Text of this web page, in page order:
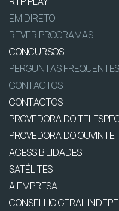
EM DIRETO
REVER PROGRAMAS
CONCURSOS
PERGUNTAS FREQUENTES
CONTACTOS
CONTACTOS
PROVEDORA DO
PROVEDORA DO OUVINTE
ACESSIBILIDADES
SATÉLITES
A EMPRESA
CONSELHO GERAL